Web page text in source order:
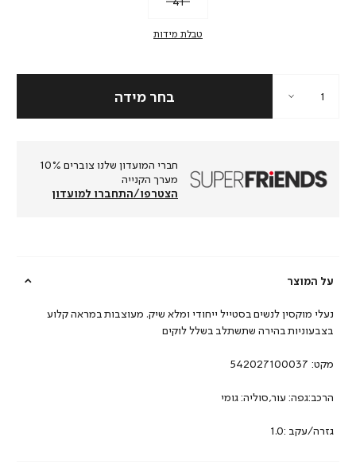
טבלת מידות
חברי המועדון שלנו צוברים 10%
מערך הקנייה
הצטרפו/התחברו למועדון
על המוצר
נעלי מוקסין לנשים בסטייל ייחודי ומלא שיק. מעוצבות במראה קלוע
בצבעוניות בהירה שתשתלב בשלל לוקים
מקט: 542027100037
הרכב:גפה: עור,סוליה: גומי
גזרה/עקב :1.0